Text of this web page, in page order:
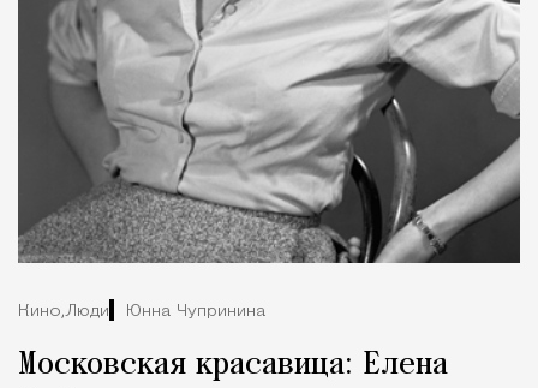
Кино,Люди Юнна Чупринина
Московская красавица: Елена